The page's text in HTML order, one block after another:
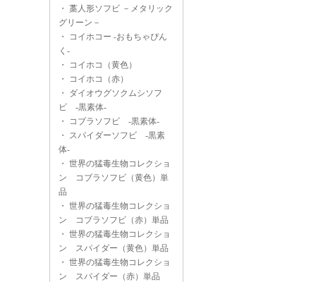
・ 藁人形ソフビ －メタリック
グリーン－
・
コイホコー -おもちゃぴん
く-
・
コイホコ（黄色）
・
コイホコ（赤）
・ ダイオウグソクムシソフ
ビ -黒素体-
・
コブラソフビ -黒素体-
・ スパイダーソフビ -黒素
体-
・ 世界の猛毒生物コレクショ
ン コブラソフビ（黄色）単
品
・ 世界の猛毒生物コレクショ
ン コブラソフビ（赤）単品
・ 世界の猛毒生物コレクショ
ン スパイダー（黄色）単品
・ 世界の猛毒生物コレクショ
ン スパイダー（赤）単品